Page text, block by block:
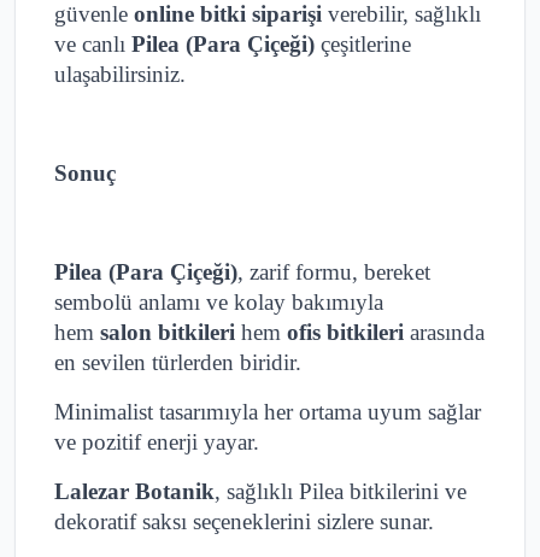
güvenle online bitki siparişi verebilir, sağlıklı
ve canlı Pilea (Para Çiçeği) çeşitlerine
ulaşabilirsiniz.
Sonuç
Pilea (Para Çiçeği), zarif formu, bereket
sembolü anlamı ve kolay bakımıyla
hem salon bitkileri hem ofis bitkileri arasında
en sevilen türlerden biridir.
Minimalist tasarımıyla her ortama uyum sağlar
ve pozitif enerji yayar.
Lalezar Botanik, sağlıklı Pilea bitkilerini ve
dekoratif saksı seçeneklerini sizlere sunar.